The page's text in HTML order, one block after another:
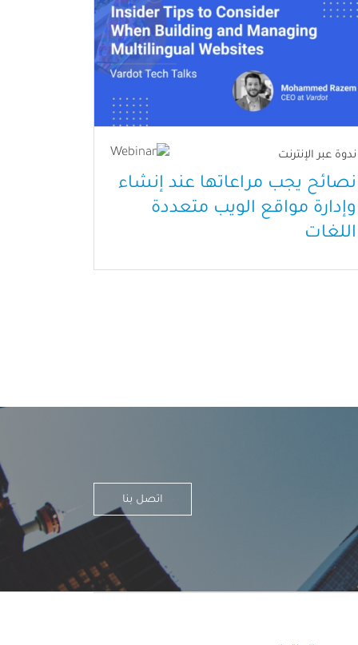
ندوة عبر الإنترنت
نصائح يجب مراعاتها عند إنشاء
وإدارة مواقع الويب متعددة
اللغات
اتصل بنا